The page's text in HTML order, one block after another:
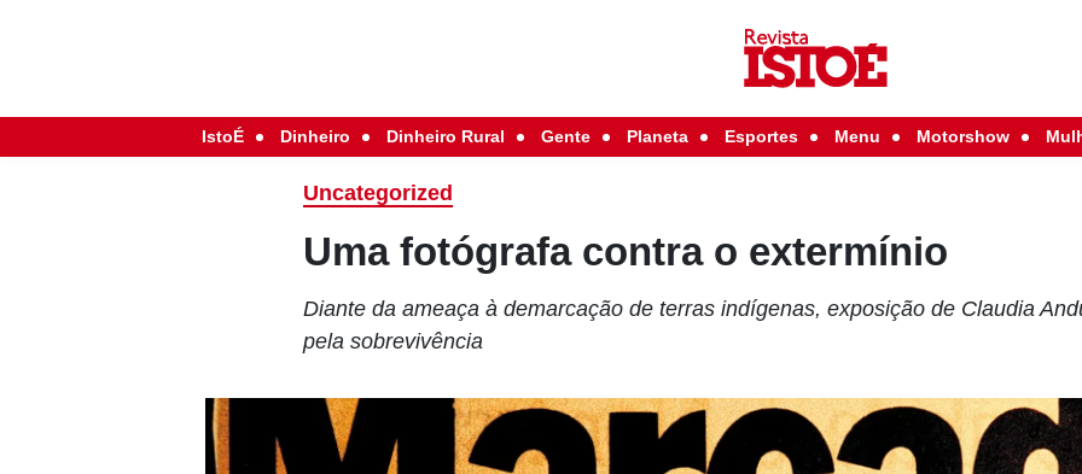
IstoÉ Dinheiro Dinheiro Rural Gente Planeta Esportes Menu Motorshow
Uncategorized
Uma fotógrafa contra o extermínio
Diante da ameaça à demarcação de terras indígenas, exposição de Claudia
pela sobrevivência